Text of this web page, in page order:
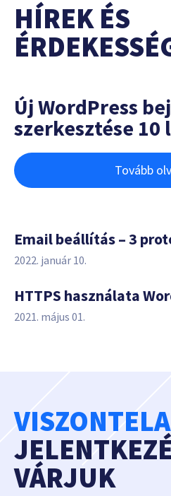
HÍREK ÉS
Új WordPress
szerkesztése 10
Tovább
Email beállítás – 3
2022. január 10.
HTTPS használata
2021. május 01.
VÁRJUK